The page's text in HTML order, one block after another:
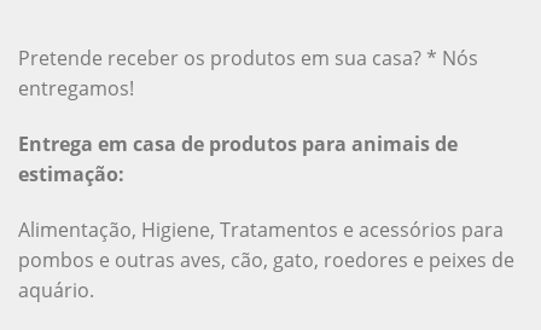
Pretende receber os produtos em sua casa? * Nós
entregamos!
Entrega em casa de produtos para animais de
estimação:
Alimentação, Higiene, Tratamentos e acessórios para
pombos e outras aves, cão, gato, roedores e peixes de
aquário.